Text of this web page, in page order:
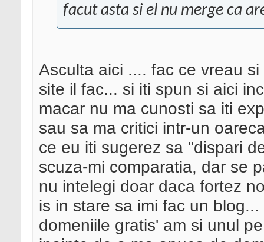
facut asta si el nu merge ca
Asculta aici .... fac ce vreau
site il fac... si iti spun si aici
macar nu ma cunosti sa iti
sau sa ma critici intr-un
ce eu iti sugerez sa "dispari
scuza-mi comparatia, dar se
nu intelegi doar daca fortez
is in stare sa imi fac un
domeniile gratis' am si unul